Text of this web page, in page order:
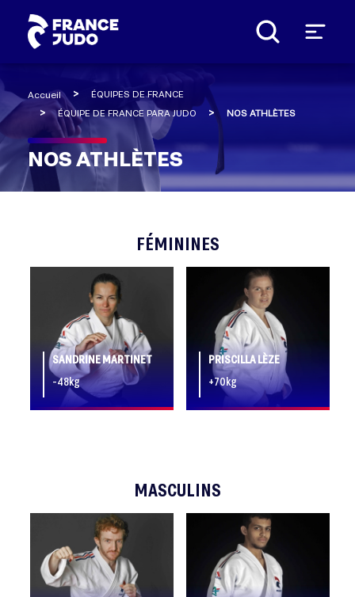
Accueil
ÉQUIPES DE FRANCE
ÉQUIPE DE FRANCE PARA JUDO
NOS ATHLÈTES
NOS ATHLÈTES
FÉMININES
SANDRINE MARTINET
-48kg
PRISCILLA LÈZE
+70kg
MASCULINS